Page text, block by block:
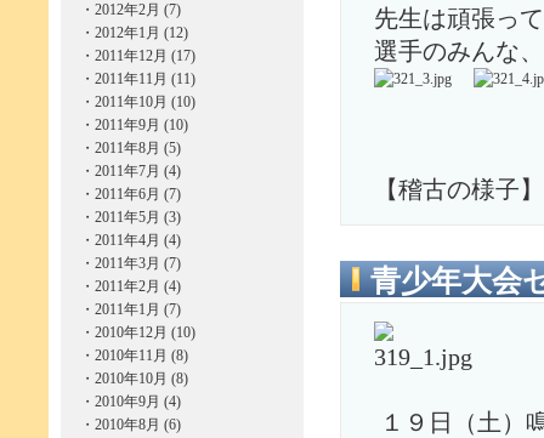
先生は頑張っ
選手のみんな
【稽古の様子】
青少年大会
１９日（土）
・ 2012年2月 (7)
・ 2012年1月 (12)
・ 2011年12月 (17)
・ 2011年11月 (11)
・ 2011年10月 (10)
・ 2011年9月 (10)
・ 2011年8月 (5)
・ 2011年7月 (4)
・ 2011年6月 (7)
・ 2011年5月 (3)
・ 2011年4月 (4)
・ 2011年3月 (7)
・ 2011年2月 (4)
・ 2011年1月 (7)
・ 2010年12月 (10)
・ 2010年11月 (8)
・ 2010年10月 (8)
・ 2010年9月 (4)
・ 2010年8月 (6)